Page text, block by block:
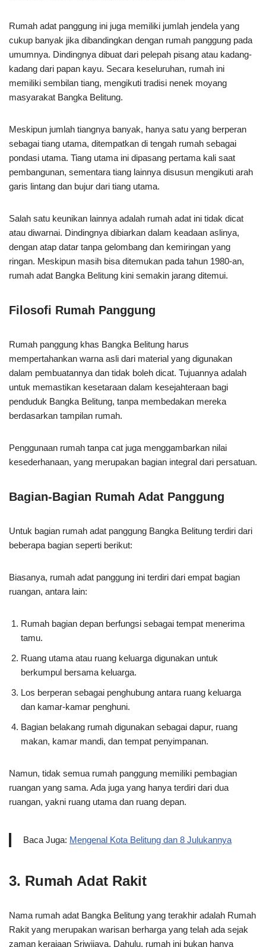
Rumah adat panggung ini juga memiliki jumlah jendela yang
cukup banyak jika dibandingkan dengan rumah panggung pada
umumnya. Dindingnya dibuat dari pelepah pisang atau kadang-
kadang dari papan kayu. Secara keseluruhan, rumah ini
memiliki sembilan tiang, mengikuti tradisi nenek moyang
masyarakat Bangka Belitung.
Meskipun jumlah tiangnya banyak, hanya satu yang berperan
sebagai tiang utama, ditempatkan di tengah rumah sebagai
pondasi utama. Tiang utama ini dipasang pertama kali saat
pembangunan, sementara tiang lainnya disusun mengikuti arah
garis lintang dan bujur dari tiang utama.
Salah satu keunikan lainnya adalah rumah adat ini tidak dicat
atau diwarnai. Dindingnya dibiarkan dalam keadaan aslinya,
dengan atap datar tanpa gelombang dan kemiringan yang
ringan. Meskipun masih bisa ditemukan pada tahun 1980-an,
rumah adat Bangka Belitung kini semakin jarang ditemui.
Filosofi Rumah Panggung
Rumah panggung khas Bangka Belitung harus
mempertahankan warna asli dari material yang digunakan
dalam pembuatannya dan tidak boleh dicat. Tujuannya adalah
untuk memastikan kesetaraan dalam kesejahteraan bagi
penduduk Bangka Belitung, tanpa membedakan mereka
berdasarkan tampilan rumah.
Penggunaan rumah tanpa cat juga menggambarkan nilai
kesederhanaan, yang merupakan bagian integral dari persatuan.
Bagian-Bagian Rumah Adat Panggung
Untuk bagian rumah adat panggung Bangka Belitung terdiri dari
beberapa bagian seperti berikut:
Biasanya, rumah adat panggung ini terdiri dari empat bagian
ruangan, antara lain:
Rumah bagian depan berfungsi sebagai tempat menerima
tamu.
Ruang utama atau ruang keluarga digunakan untuk
berkumpul bersama keluarga.
Los berperan sebagai penghubung antara ruang keluarga
dan kamar-kamar penghuni.
Bagian belakang rumah digunakan sebagai dapur, ruang
makan, kamar mandi, dan tempat penyimpanan.
Namun, tidak semua rumah panggung memiliki pembagian
ruangan yang sama. Ada juga yang hanya terdiri dari dua
ruangan, yakni ruang utama dan ruang depan.
Baca Juga: Mengenal Kota Belitung dan 8 Julukannya
3. Rumah Adat Rakit
Nama rumah adat Bangka Belitung yang terakhir adalah Rumah
Rakit yang merupakan warisan berharga yang telah ada sejak
zaman kerajaan Sriwijaya. Dahulu, rumah ini bukan hanya